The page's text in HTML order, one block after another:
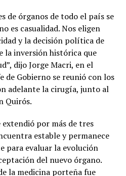
de órganos de todo el país se
es casualidad. Nos eligen
y la decisión política de
la inversión histórica que
dijo Jorge Macri, en el
de Gobierno se reunió con los
adelante la cirugía, junto al
Quirós.
por más de tres
estable y permanece
para evaluar la evolución
del nuevo órgano.
la medicina porteña fue